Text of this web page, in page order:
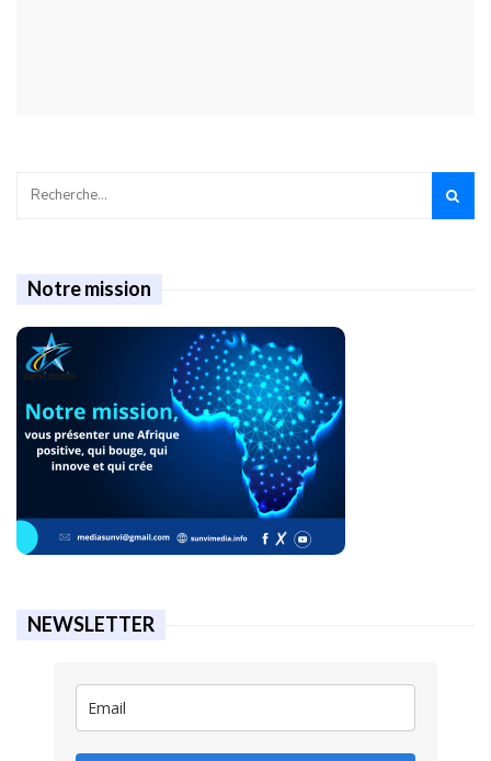
Notre mission
NEWSLETTER